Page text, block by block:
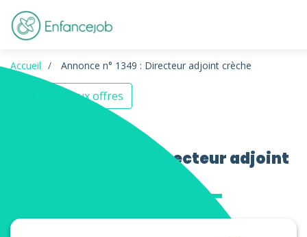
Accueil Annonce n° 1349 : Directeur adjoint crèche
Retour aux offres
Offres d’emploi Directeur adjoint